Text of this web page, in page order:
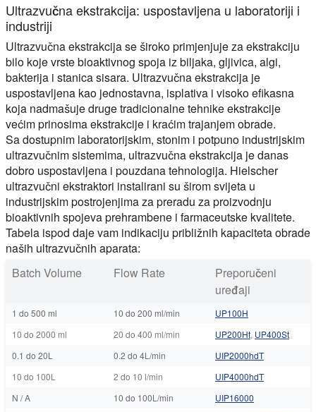
Ultrazvučna ekstrakcija: uspostavljena u laboratoriji i
industriji
Ultrazvučna ekstrakcija se široko primjenjuje za ekstrakciju
bilo koje vrste bioaktivnog spoja iz biljaka, gljivica, algi,
bakterija i stanica sisara. Ultrazvučna ekstrakcija je
uspostavljena kao jednostavna, isplativa i visoko efikasna
koja nadmašuje druge tradicionalne tehnike ekstrakcije
većim prinosima ekstrakcije i kraćim trajanjem obrade.
Sa dostupnim laboratorijskim, stonim i potpuno industrijskim
ultrazvučnim sistemima, ultrazvučna ekstrakcija je danas
dobro uspostavljena i pouzdana tehnologija. Hielscher
ultrazvučni ekstraktori instalirani su širom svijeta u
industrijskim postrojenjima za preradu za proizvodnju
bioaktivnih spojeva prehrambene i farmaceutske kvalitete.
Tabela ispod daje vam indikaciju približnih kapaciteta obrade
naših ultrazvučnih aparata:
Batch Volume
Flow Rate
Preporučeni
uređaji
1 do 500 ml 10 do 200 ml/min
UP100H
10 do 2000 ml
20 do 400 ml/min UP200Ht, UP400St
0.1 do 20L
0.2 do 4L/min
UIP2000hdT
10 do 100L
2 do 10 l/min
UIP4000hdT
N / A
10 do 100L/min
UIP16000